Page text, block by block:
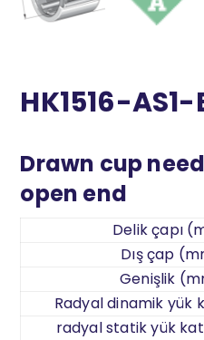
HK1516-AS1-
Drawn cup
open end
Delik çapı
Dış çap
Genişlik
Radyal dinamik yük
radyal statik yük